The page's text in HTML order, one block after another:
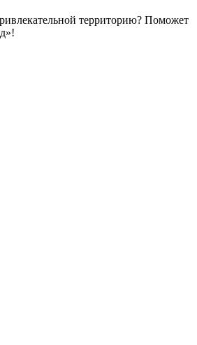
территорию? Поможет